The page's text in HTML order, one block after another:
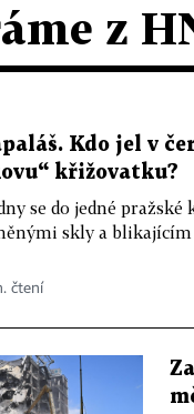
z
Kdo jel v
křižovatku?
se do jedné
skly a blikajícím
čtení